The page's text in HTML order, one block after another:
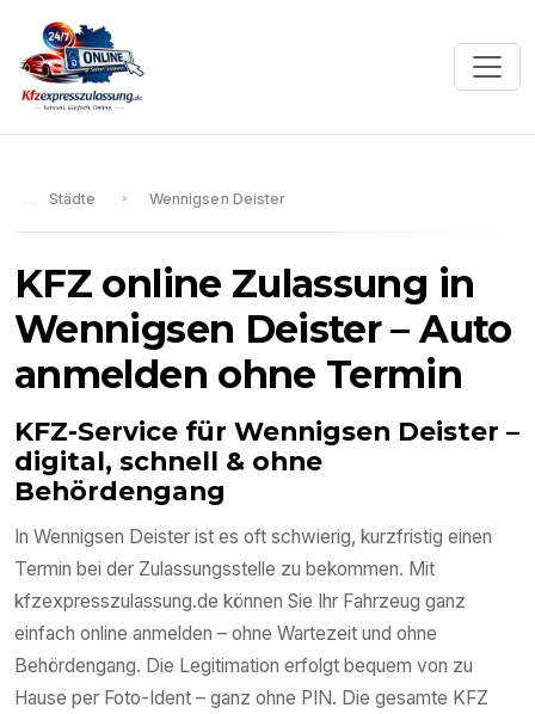
Städte Wennigsen Deister
KFZ online Zulassung in
Wennigsen Deister– Auto
anmelden ohne Termin
KFZ-Service für Wennigsen Deister –
digital, schnell & ohne
Behördengang
In Wennigsen Deister ist es oft schwierig, kurzfristig einen
Termin bei der Zulassungsstelle zu bekommen. Mit
kfzexpresszulassung.de können Sie Ihr Fahrzeug ganz
einfach online anmelden – ohne Wartezeit und ohne
Behördengang. Die Legitimation erfolgt bequem von zu
Hause per Foto-Ident – ganz ohne PIN. Die gesamte KFZ